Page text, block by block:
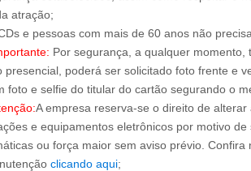
atração;
e pessoas com mais de 60 anos não
Por segurança, a qualquer
presencial, poderá ser solicitado foto frente e
foto e selfie do titular do cartão segurando o
A empresa reserva-se o direito de
e equipamentos eletrônicos por motivo
ou força maior sem aviso prévio. Confira
clicando aqui;